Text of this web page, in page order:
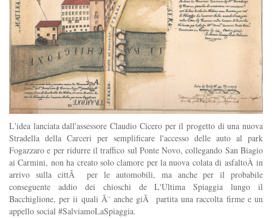
L'idea lanciata dall'assessore Claudio Cicero per il progetto di una nuova
Stradella della Carceri per semplificare l'accesso delle auto al park
Fogazzaro e per ridurre il traffico sul Ponte Novo, collegando San Biagio
ai Carmini, non ha creato solo clamore per la nuova colata di asfaltoÂ in
arrivo sulla cittÃ per le automobili, ma anche per il probabile
conseguente addio dei chioschi de L'Ultima Spiaggia lungo il
Bacchiglione, per ii quali Ã¨ anche giÃ partita una raccolta firme e un
appello social #SalviamoLaSpiaggia.